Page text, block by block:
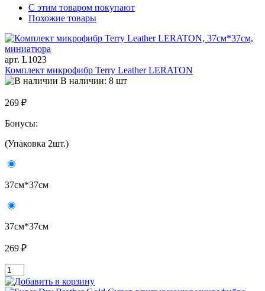
С этим товаром покупают
Похожие товары
арт. L1023
Комплект микрофибр Terry Leather LERATON
В наличии: 8 шт
269 ₽
Бонусы:
(Упаковка 2шт.)
37см*37см
37см*37см
269 ₽